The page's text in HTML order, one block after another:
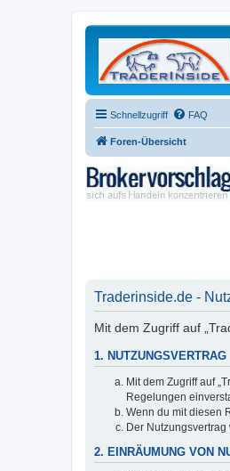
Schnellzugriff FAQ
Foren-Übersicht
Traderinside.de -
Mit dem Zugriff auf
1. NUTZUNGSVERTRAG
Mit dem Zugriff auf
Regelungen
Wenn du mit diesen
Der
2. EINRÄUMUNG VON